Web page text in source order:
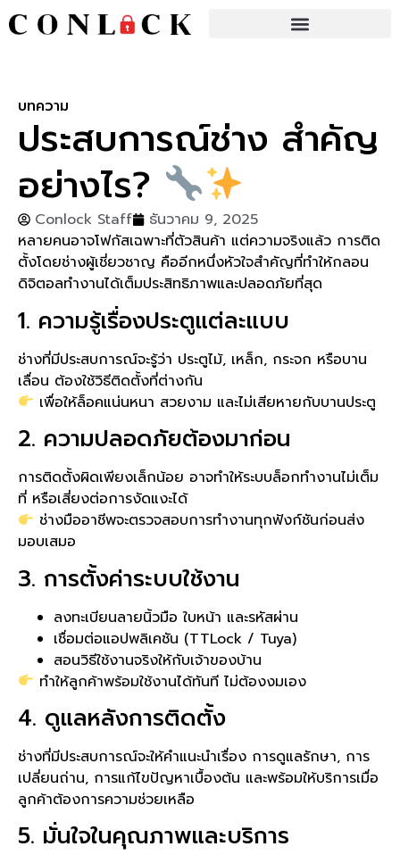
บทความ
ประสบการณ์ช่าง สำคัญ
อย่างไร?
Conlock Staff
ธันวาคม 9, 2025
หลายคนอาจโฟกัสเฉพาะที่ตัวสินค้า แต่ความจริงแล้ว การติด
ตั้งโดยช่างผู้เชี่ยวชาญ คืออีกหนึ่งหัวใจสำคัญที่ทำให้กลอน
ดิจิตอลทำงานได้เต็มประสิทธิภาพและปลอดภัยที่สุด
1. ความรู้เรื่องประตูแต่ละแบบ
ช่างที่มีประสบการณ์จะรู้ว่า ประตูไม้, เหล็ก, กระจก หรือบาน
เลื่อน ต้องใช้วิธีติดตั้งที่ต่างกัน
เพื่อให้ล็อคแน่นหนา สวยงาม และไม่เสียหายกับบานประตู
2. ความปลอดภัยต้องมาก่อน
การติดตั้งผิดเพียงเล็กน้อย อาจทำให้ระบบล็อกทำงานไม่เต็ม
ที่ หรือเสี่ยงต่อการงัดแงะได้
ช่างมืออาชีพจะตรวจสอบการทำงานทุกฟังก์ชันก่อนส่ง
มอบเสมอ
3. การตั้งค่าระบบใช้งาน
ลงทะเบียนลายนิ้วมือ ใบหน้า และรหัสผ่าน
เชื่อมต่อแอปพลิเคชัน (TTLock / Tuya)
สอนวิธีใช้งานจริงให้กับเจ้าของบ้าน
ทำให้ลูกค้าพร้อมใช้งานได้ทันที ไม่ต้องงมเอง
4. ดูแลหลังการติดตั้ง
ช่างที่มีประสบการณ์จะให้คำแนะนำเรื่อง การดูแลรักษา, การ
เปลี่ยนถ่าน, การแก้ไขปัญหาเบื้องต้น และพร้อมให้บริการเมื่อ
ลูกค้าต้องการความช่วยเหลือ
5. มั่นใจในคุณภาพและบริการ